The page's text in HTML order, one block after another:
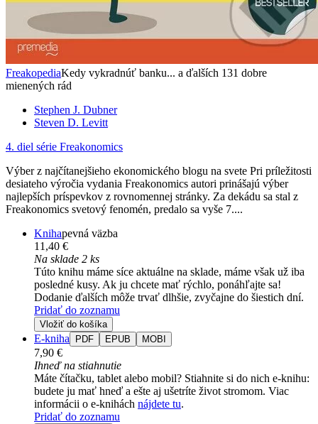
FreakopediaKedy vykradnúť banku... a ďalších 131 dobre
mienených rád
Stephen J. Dubner
Steven D. Levitt
4. diel série Freakonomics
Výber z najčítanejšieho ekonomického blogu na svete Pri príležitosti
desiateho výročia vydania Freakonomics autori prinášajú výber
najlepších príspevkov z rovnomennej stránky. Za dekádu sa stal z
Freakonomics svetový fenomén, predalo sa vyše 7....
Knihapevná väzba
11,40 €
Na sklade 2 ks
Túto knihu máme síce aktuálne na sklade, máme však už iba
posledné kusy. Ak ju chcete mať rýchlo, ponáhľajte sa!
Dodanie ďalších môže trvať dlhšie, zvyčajne do šiestich dní.
Pridať do zoznamu
Vložiť do košíka
E-kniha PDF EPUB MOBI
7,90 €
Ihneď na stiahnutie
Máte čítačku, tablet alebo mobil? Stiahnite si do nich e-knihu:
budete ju mať hneď a ešte aj ušetríte život stromom. Viac
informácii o e-knihách nájdete tu.
Pridať do zoznamu